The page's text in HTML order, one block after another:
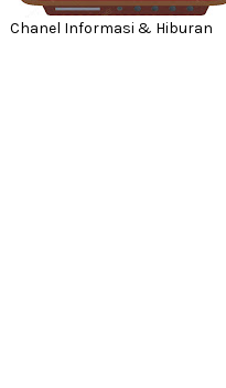
Chanel Informasi & Hiburan